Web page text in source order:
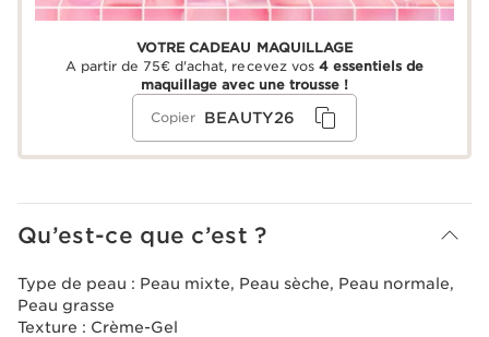
VOTRE CADEAU MAQUILLAGE
A partir de 75€ d'achat, recevez vos 4 essentiels de
maquillage avec une trousse !
Copier BEAUTY26
Qu’est-ce que c’est ?
Type de peau : Peau mixte, Peau sèche, Peau normale,
Peau grasse
Texture : Crème-Gel